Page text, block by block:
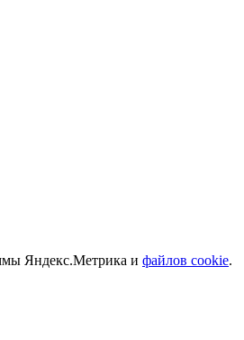
Яндекс.Метрика и файлов cookie.